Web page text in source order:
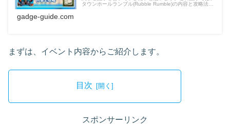
タウンホールランブル(Rubble Rumble)の内容と攻略法を
gadge-guide.com
まずは、イベント内容からご紹介します。
目次
スポンサーリンク